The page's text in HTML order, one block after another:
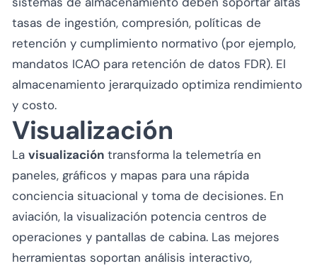
tasas de ingestión, compresión, políticas de
retención y cumplimiento normativo (por ejemplo,
mandatos ICAO para retención de datos FDR). El
almacenamiento jerarquizado optimiza rendimiento
y costo.
Visualización
La visualización transforma la telemetría en
paneles, gráficos y mapas para una rápida
conciencia situacional y toma de decisiones. En
aviación, la visualización potencia centros de
operaciones y pantallas de cabina. Las mejores
herramientas soportan análisis interactivo,